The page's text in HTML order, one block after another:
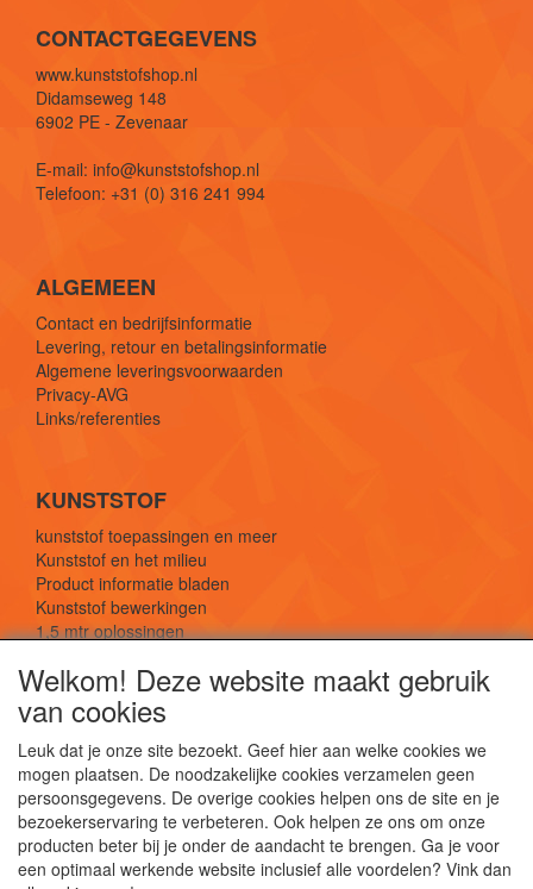
CONTACTGEGEVENS
www.kunststofshop.nl
Didamseweg 148
6902 PE - Zevenaar
E-mail: info@kunststofshop.nl
Telefoon: +31 (0) 316 241 994
ALGEMEEN
Contact en bedrijfsinformatie
Levering, retour en betalingsinformatie
Algemene leveringsvoorwaarden
Privacy-AVG
Links/referenties
KUNSTSTOF
kunststof toepassingen en meer
Kunststof en het milieu
Product informatie bladen
Kunststof bewerkingen
1,5 mtr oplossingen
SOCIALE MEDIA
De webshop voor kunststof platen, folies, buizen
Welkom! Deze website maakt gebruik
van cookies
Leuk dat je onze site bezoekt. Geef hier aan welke cookies we
mogen plaatsen. De noodzakelijke cookies verzamelen geen
persoonsgegevens. De overige cookies helpen ons de site en je
bezoekerservaring te verbeteren. Ook helpen ze ons om onze
producten beter bij je onder de aandacht te brengen. Ga je voor
een optimaal werkende website inclusief alle voordelen? Vink dan